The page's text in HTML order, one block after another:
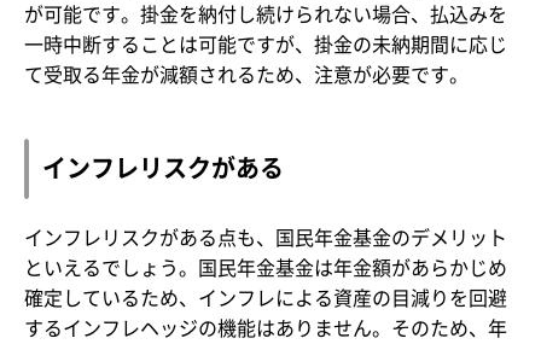
が可能です。掛金を納付し続けられない場合、払込みを
一時中断することは可能ですが、掛金の未納期間に応じ
て受取る年金が減額されるため、注意が必要です。
インフレリスクがある
インフレリスクがある点も、国民年金基金のデメリット
といえるでしょう。国民年金基金は年金額があらかじめ
確定しているため、インフレによる資産の目減りを回避
するインフレヘッジの機能はありません。そのため、年